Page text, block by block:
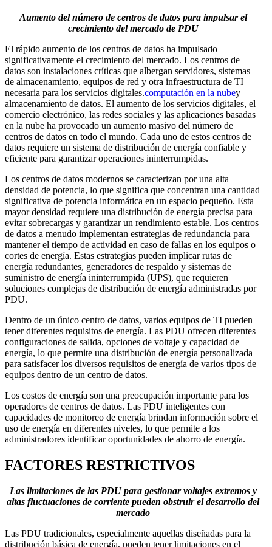
Aumento del número de centros de datos para impulsar el
crecimiento del mercado de PDU
El rápido aumento de los centros de datos ha impulsado
significativamente el crecimiento del mercado. Los centros de
datos son instalaciones críticas que albergan servidores, sistemas
de almacenamiento, equipos de red y otra infraestructura de TI
necesaria para los servicios digitales.computación en la nubey
almacenamiento de datos. El aumento de los servicios digitales, el
comercio electrónico, las redes sociales y las aplicaciones basadas
en la nube ha provocado un aumento masivo del número de
centros de datos en todo el mundo. Cada uno de estos centros de
datos requiere un sistema de distribución de energía confiable y
eficiente para garantizar operaciones ininterrumpidas.
Los centros de datos modernos se caracterizan por una alta
densidad de potencia, lo que significa que concentran una cantidad
significativa de potencia informática en un espacio pequeño. Esta
mayor densidad requiere una distribución de energía precisa para
evitar sobrecargas y garantizar un rendimiento estable. Los centros
de datos a menudo implementan estrategias de redundancia para
mantener el tiempo de actividad en caso de fallas en los equipos o
cortes de energía. Estas estrategias pueden implicar rutas de
energía redundantes, generadores de respaldo y sistemas de
suministro de energía ininterrumpida (UPS), que requieren
soluciones complejas de distribución de energía administradas por
PDU.
Dentro de un único centro de datos, varios equipos de TI pueden
tener diferentes requisitos de energía. Las PDU ofrecen diferentes
configuraciones de salida, opciones de voltaje y capacidad de
energía, lo que permite una distribución de energía personalizada
para satisfacer los diversos requisitos de energía de varios tipos de
equipos dentro de un centro de datos.
Los costos de energía son una preocupación importante para los
operadores de centros de datos. Las PDU inteligentes con
capacidades de monitoreo de energía brindan información sobre el
uso de energía en diferentes niveles, lo que permite a los
administradores identificar oportunidades de ahorro de energía.
FACTORES RESTRICTIVOS
Las limitaciones de las PDU para gestionar voltajes extremos y
altas fluctuaciones de corriente pueden obstruir el desarrollo del
mercado
Las PDU tradicionales, especialmente aquellas diseñadas para la
distribución básica de energía, pueden tener limitaciones en el